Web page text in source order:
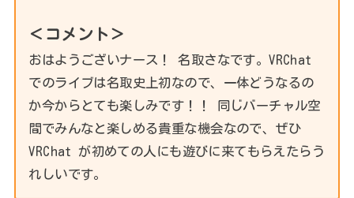
＜コメント＞
おはようございナース！ 名取さなです。VRChat
でのライブは名取史上初なので、一体どうなるの
か今からとても楽しみです！！ 同じバーチャル空
間でみんなと楽しめる貴重な機会なので、ぜひ
VRChat が初めての人にも遊びに来てもらえたらう
れしいです。